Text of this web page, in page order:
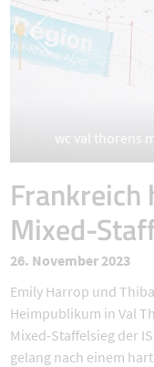
wc val thorens
Frankreich
Mixed-
26. November 2023
Emily Harrop und
Heimpublikum in Val
Mixed-Staffelsieg der
gelang nach einem